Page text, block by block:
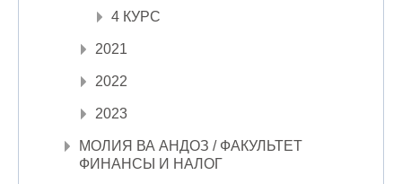
4 КУРС
2021
2022
2023
МОЛИЯ ВА АНДОЗ / ФАКУЛЬТЕТ
ФИНАНСЫ И НАЛОГ